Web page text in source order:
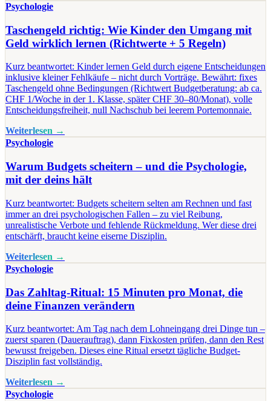
Psychologie
Taschengeld richtig: Wie Kinder den Umgang mit
Geld wirklich lernen (Richtwerte + 5 Regeln)
Kurz beantwortet: Kinder lernen Geld durch eigene Entscheidungen
inklusive kleiner Fehlkäufe – nicht durch Vorträge. Bewährt: fixes
Taschengeld ohne Bedingungen (Richtwert Budgetberatung: ab ca.
CHF 1/Woche in der 1. Klasse, später CHF 30–80/Monat), volle
Entscheidungsfreiheit, null Nachschub bei leerem Portemonnaie.
Weiterlesen →
Psychologie
Warum Budgets scheitern – und die Psychologie,
mit der deins hält
Kurz beantwortet: Budgets scheitern selten am Rechnen und fast
immer an drei psychologischen Fallen – zu viel Reibung,
unrealistische Verbote und fehlende Rückmeldung. Wer diese drei
entschärft, braucht keine eiserne Disziplin.
Weiterlesen →
Psychologie
Das Zahltag-Ritual: 15 Minuten pro Monat, die
deine Finanzen verändern
Kurz beantwortet: Am Tag nach dem Lohneingang drei Dinge tun –
zuerst sparen (Dauerauftrag), dann Fixkosten prüfen, dann den Rest
bewusst freigeben. Dieses eine Ritual ersetzt tägliche Budget-
Disziplin fast vollständig.
Weiterlesen →
Psychologie